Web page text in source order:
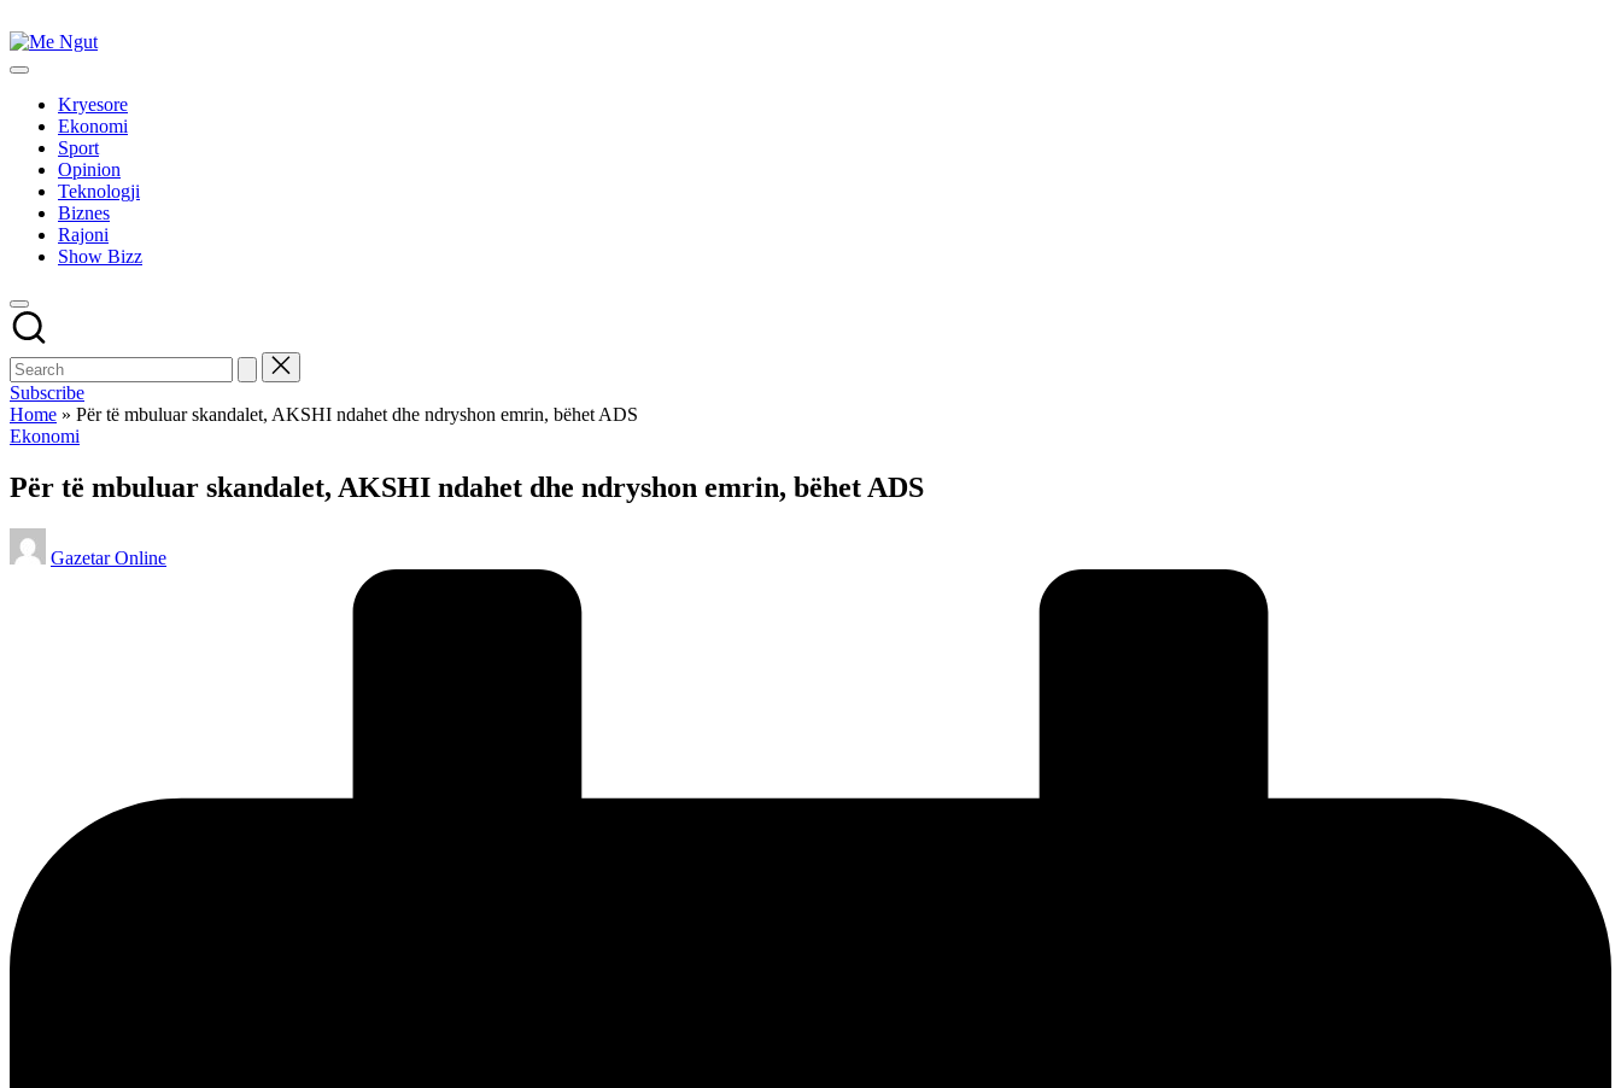
to
content
Me
Këtu
lajmet
ngut
Kryesore
Ekonomi
Sport
Opinion
Teknologji
Biznes
Rajoni
Show Bizz
Subscribe
Home » Për të mbuluar skandalet, AKSHI ndahet dhe ndryshon emrin, bëhet ADS
Posted
Ekonomi
Për të mbuluar skandalet, AKSHI ndahet dhe ndryshon emrin, bëhet ADS
Posted
by
Gazetar Online